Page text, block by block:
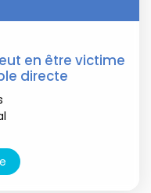
en être victime
directe